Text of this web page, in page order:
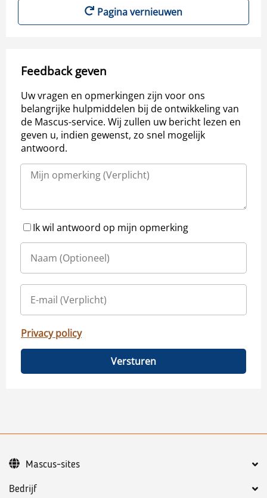
Pagina vernieuwen
Feedback geven
Uw vragen en opmerkingen zijn voor ons
belangrijke hulpmiddelen bij de ontwikkeling van
de Mascus-service. Wij zullen uw bericht lezen en
geven u, indien gewenst, zo snel mogelijk
antwoord.
Ik wil antwoord op mijn opmerking
Privacy policy
Versturen
Bedrijf
Mascus-sites